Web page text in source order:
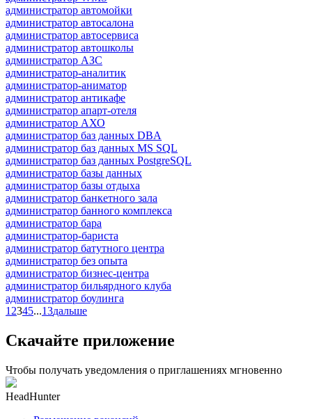
администратор автомойки
администратор автосалона
администратор автосервиса
администратор автошколы
администратор АЗС
администратор-аналитик
администратор-аниматор
администратор антикафе
администратор апарт-отеля
администратор АХО
администратор баз данных DBA
администратор баз данных MS SQL
администратор баз данных PostgreSQL
администратор базы данных
администратор базы отдыха
администратор банкетного зала
администратор банного комплекса
администратор бара
администратор-бариста
администратор батутного центра
администратор без опыта
администратор бизнес-центра
администратор бильярдного клуба
администратор боулинга
1 2345...13дальше
Скачайте приложение
Чтобы получать уведомления о приглашениях мгновенно
HeadHunter